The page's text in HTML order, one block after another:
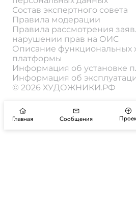
Состав экспертного совета
Правила модерации
Правила рассмотрения
нарушении прав на ОИС
Описание функциональных
платформы
Информация об установке
Информация об
© 2026 ХУДОЖНИКИ.РФ
Главная Сообщения